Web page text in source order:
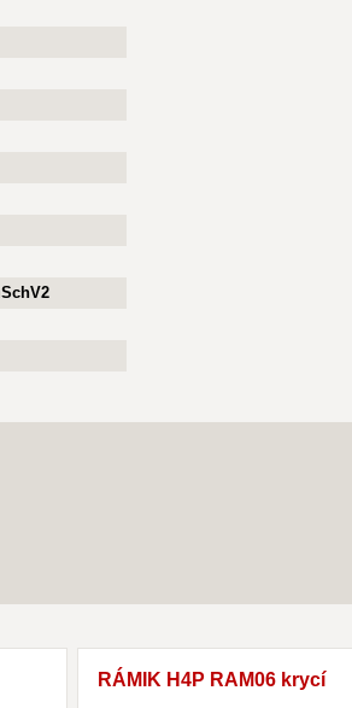
RÁMIK H4P RAM06 krycí